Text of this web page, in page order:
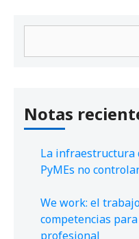
Notas
La infraestructura
PyMEs no
We work: el
competencias
profesional